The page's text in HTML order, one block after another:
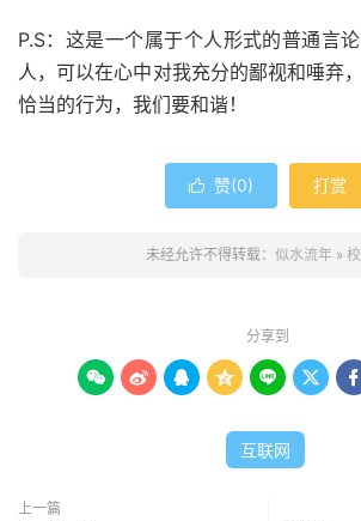
P.S：这是一个属于个人形式的普通言
人，可以在心中对我充分的鄙视和唾弃
恰当的行为，我们要和谐！
 赞(0) 打赏
未经允许不得转载： 似水流年 »
分享到
      
互联网
上一篇